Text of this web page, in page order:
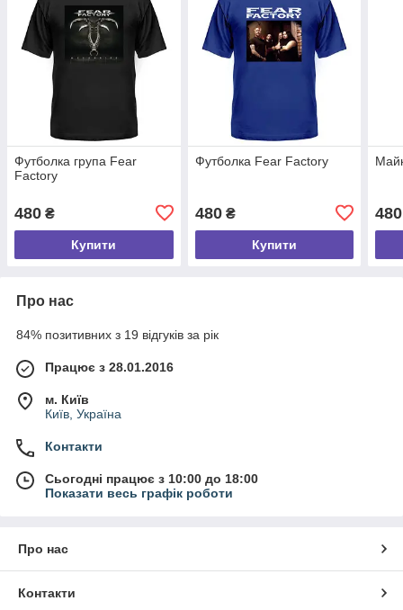
Футболка група Fear
Factory
480 ₴
Купити
Футболка Fear Factory
480₴
Купити
480
Про нас
84% позитивних з 19 відгуків за рік
Працює з 28.01.2016
м. Київ
Київ, Україна
Контакти
Сьогодні працює з 10:00 до 18:00
Показати весь графік роботи
Про нас
Контакти